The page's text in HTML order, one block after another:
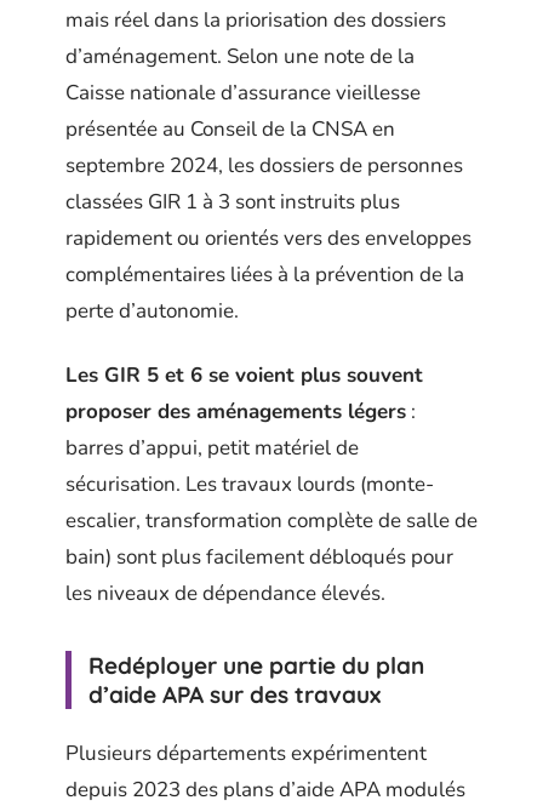
mais réel dans la priorisation des dossiers
d’aménagement. Selon une note de la
Caisse nationale d’assurance vieillesse
présentée au Conseil de la CNSA en
septembre 2024, les dossiers de personnes
classées GIR 1 à 3 sont instruits plus
rapidement ou orientés vers des enveloppes
complémentaires liées à la prévention de la
perte d’autonomie.
Les GIR 5 et 6 se voient plus souvent
proposer des aménagements légers :
barres d’appui, petit matériel de
sécurisation. Les travaux lourds (monte-
escalier, transformation complète de salle de
bain) sont plus facilement débloqués pour
les niveaux de dépendance élevés.
Redéployer une partie du plan
d’aide APA sur des travaux
Plusieurs départements expérimentent
depuis 2023 des plans d’aide APA modulés